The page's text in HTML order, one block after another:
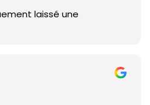
laissé une